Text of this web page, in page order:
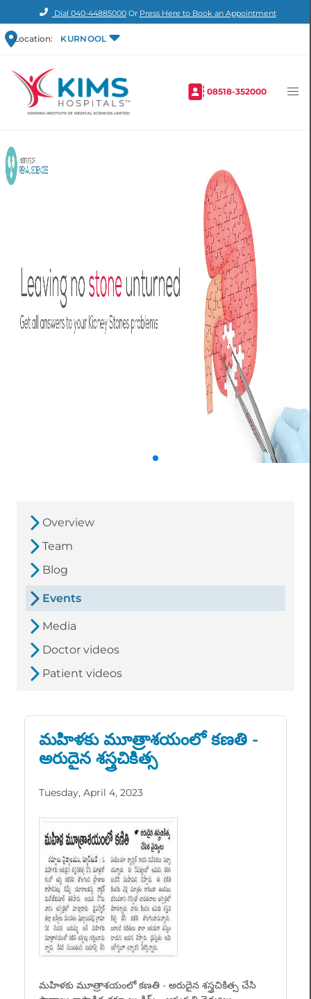
Dial 040-44885000Or Press Here to Book an Appointment
Location: KURNOOL
08518-352000
Overview
Team
Blog
Events
Media
Doctor videos
Patient videos
మహిళకు మూత్రాశయంలో కణతి -
అరుదైన శస్త్రచికిత్స
Tuesday, April 4, 2023
మహిళకు మూత్రాశయంలో కణతి - అరుదైన శస్త్రచికిత్స చేసి